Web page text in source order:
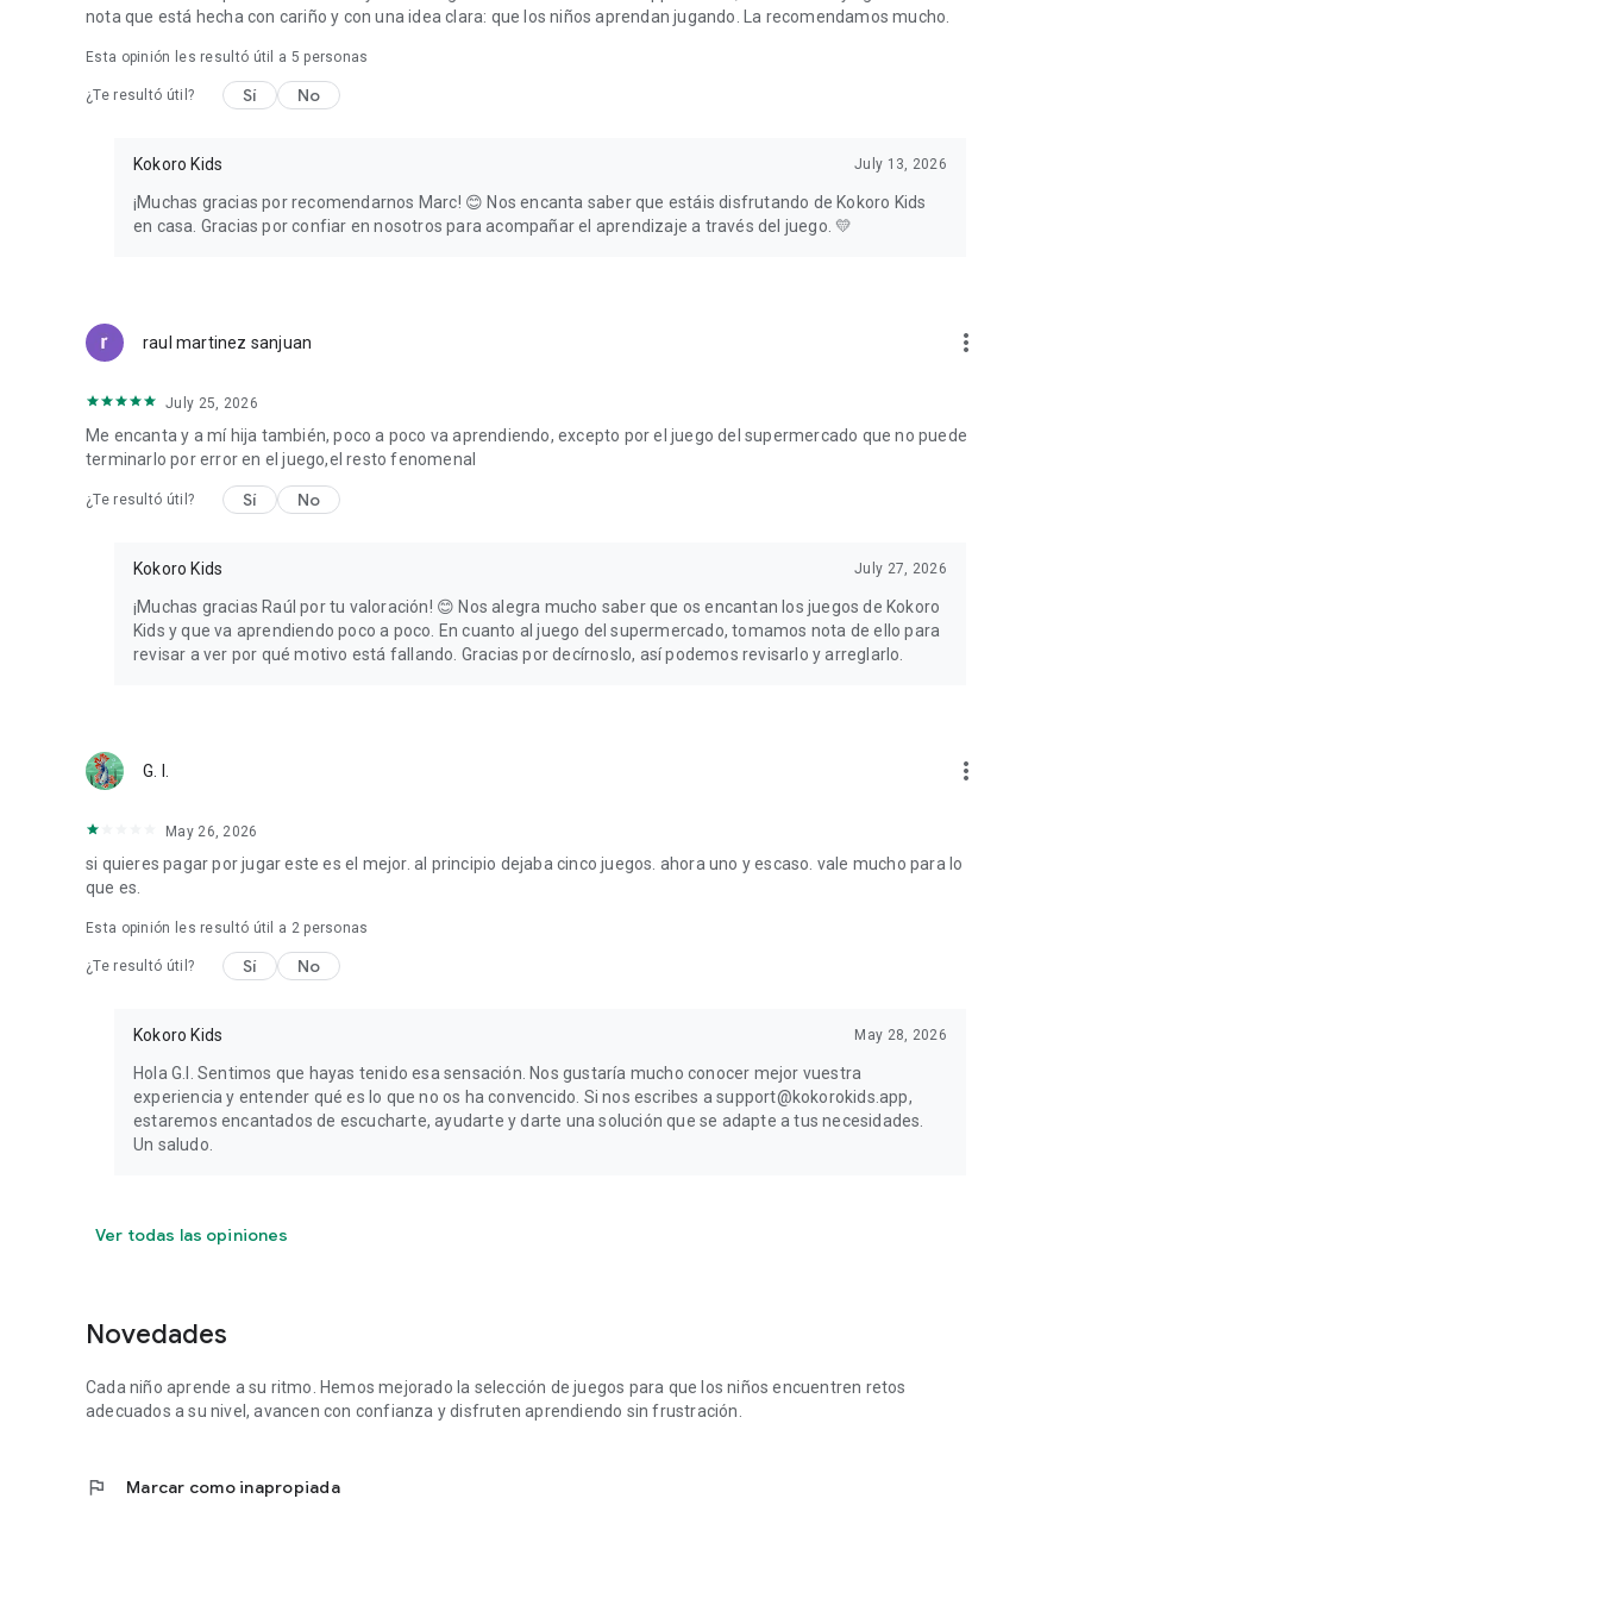
nota que está hecha con cariño y con una idea clara: que los niños aprendan jugando. La recomendamos mucho.
Esta opinión les resultó útil a 5 personas
¿Te resultó útil? Sí No
Kokoro Kids July 13, 2026
¡Muchas gracias por recomendarnos Marc! 😊 Nos encanta saber que estáis disfrutando de Kokoro Kids
en casa. Gracias por confiar en nosotros para acompañar el aprendizaje a través del juego. 💛
raul martinez sanjuan more_vert
July 25, 2026
Me encanta y a mí hija también, poco a poco va aprendiendo, excepto por el juego del supermercado que no puede
terminarlo por error en el juego,el resto fenomenal
¿Te resultó útil? Sí No
Kokoro Kids July 27, 2026
¡Muchas gracias Raúl por tu valoración! 😊 Nos alegra mucho saber que os encantan los juegos de Kokoro
Kids y que va aprendiendo poco a poco. En cuanto al juego del supermercado, tomamos nota de ello para
revisar a ver por qué motivo está fallando. Gracias por decírnoslo, así podemos revisarlo y arreglarlo.
G. I. more_vert
May 26, 2026
si quieres pagar por jugar este es el mejor. al principio dejaba cinco juegos. ahora uno y escaso. vale mucho para lo
que es.
Esta opinión les resultó útil a 2personas
¿Te resultó útil? Sí No
Kokoro Kids May 28, 2026
Hola G.I. Sentimos que hayas tenido esa sensación. Nos gustaría mucho conocer mejor vuestra
experiencia y entender qué es lo que no os ha convencido. Si nos escribes a support@kokorokids.app,
estaremos encantados de escucharte, ayudarte y darte una solución que se adapte a tus necesidades.
Un saludo.
Ver todas las opiniones
Novedades
Cada niño aprende a su ritmo. Hemos mejorado la selección de juegos para que los niños encuentren retos
adecuados a su nivel, avancen con confianza y disfruten aprendiendo sin frustración.
flag Marcar como inapropiada